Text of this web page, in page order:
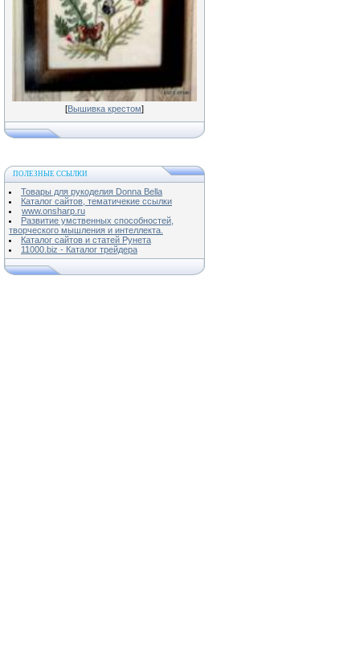
[Вышивка крестом]
ПОЛЕЗНЫЕ ССЫЛКИ
Товары для рукоделия Donna Bella
Каталог сайтов, тематичекие ссылки
www.onsharp.ru
Развитие умственных способностей,
творческого мышления и интеллекта.
Каталог сайтов и статей Рунета
11000.biz - Каталог трейдера